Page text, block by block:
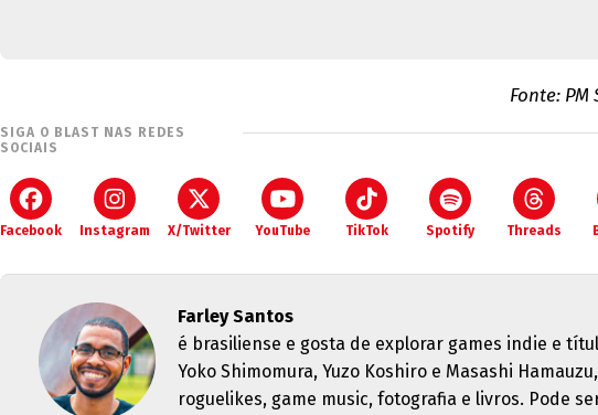
Fonte:
SIGA O BLAST NAS REDES
SOCIAIS
Facebook Instagram X/Twitter YouTube TikTok Spotify Threads
Farley Santos
é brasiliense e gosta de explorar games indie e
Yoko Shimomura, Yuzo Koshiro e Masashi
roguelikes, game music, fotografia e livros. Pode